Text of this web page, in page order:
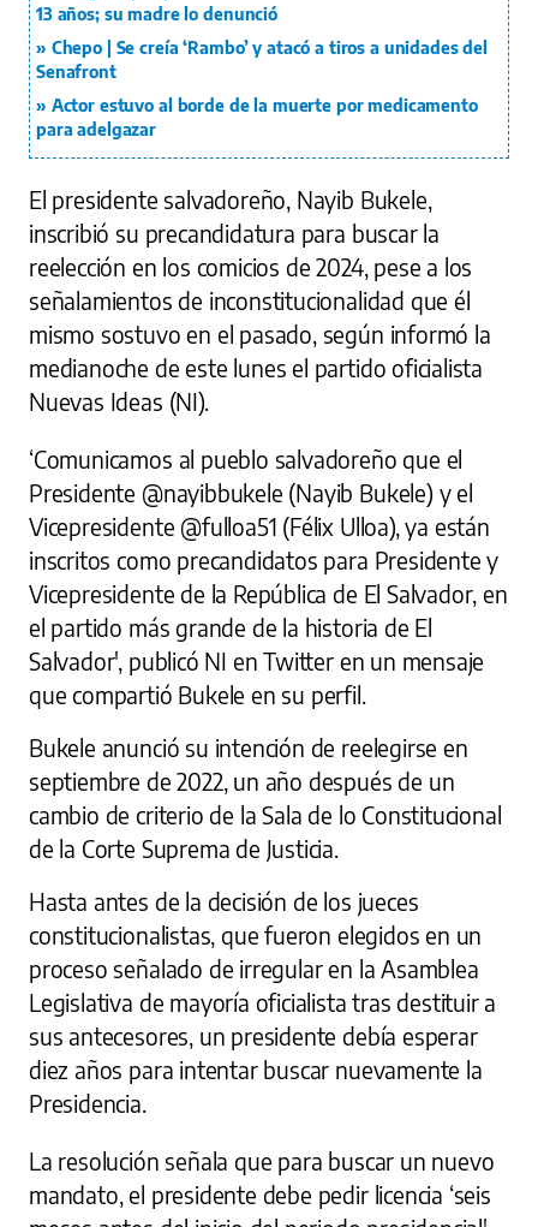
13 años; su madre lo denunció
Chepo | Se creía ‘Rambo’ y atacó a tiros a unidades del
Senafront
Actor estuvo al borde de la muerte por medicamento
para adelgazar
El presidente salvadoreño, Nayib Bukele,
inscribió su precandidatura para buscar la
reelección en los comicios de 2024, pese a los
señalamientos de inconstitucionalidad que él
mismo sostuvo en el pasado, según informó la
medianoche de este lunes el partido oficialista
Nuevas Ideas (NI).
‘Comunicamos al pueblo salvadoreño que el
Presidente @nayibbukele (Nayib Bukele) y el
Vicepresidente @fulloa51 (Félix Ulloa), ya están
inscritos como precandidatos para Presidente y
Vicepresidente de la República de El Salvador, en
el partido más grande de la historia de El
Salvador', publicó NI en Twitter en un mensaje
que compartió Bukele en su perfil.
Bukele anunció su intención de reelegirse en
septiembre de 2022, un año después de un
cambio de criterio de la Sala de lo Constitucional
de la Corte Suprema de Justicia.
Hasta antes de la decisión de los jueces
constitucionalistas, que fueron elegidos en un
proceso señalado de irregular en la Asamblea
Legislativa de mayoría oficialista tras destituir a
sus antecesores, un presidente debía esperar
diez años para intentar buscar nuevamente la
Presidencia.
La resolución señala que para buscar un nuevo
mandato, el presidente debe pedir licencia ‘seis